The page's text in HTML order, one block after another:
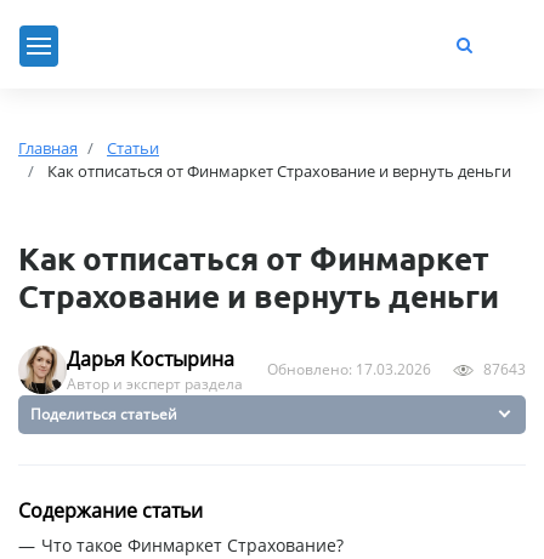
Главная
Статьи
Как отписаться от Финмаркет Cтрахование и вернуть деньги
Как отписаться от Финмаркет
Cтрахование и вернуть деньги
Дарья Костырина
Автор и эксперт раздела
Обновлено: 17.03.2026 87643
Поделиться статьей
Содержание статьи
Что такое Финмаркет Страхование?